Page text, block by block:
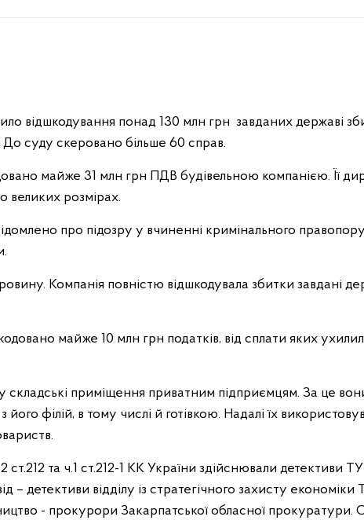
відшкодування понад 130 млн грн завданих державі
суду скеровано більше 60 справ.
майже 31 млн грн ПДВ будівельною компанією. Її
великих розмірах.
про підозру у вчиненні кримінального
Компанія повністю відшкодувала збитки завдані
майже 10 млн грн податків, від сплати яких
складські приміщення приватним підприємцям. За це
філій, в тому числі й готівкою. Надалі їх
ст.212 та ч.1 ст.212-1 КК України здійснювали детективи
– детективи відділу із стратегічного захисту
- прокурори Закарпатської обласної прокуратури.